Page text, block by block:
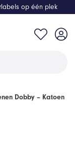
op één plek
Dobby – Katoen